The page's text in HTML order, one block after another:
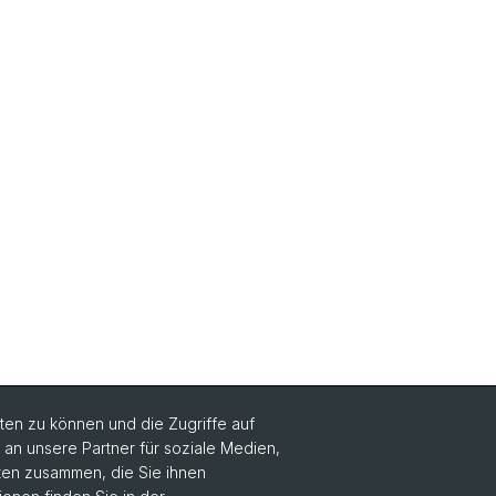
zu können und die Zugriffe auf
unsere Partner für soziale Medien,
zusammen, die Sie ihnen